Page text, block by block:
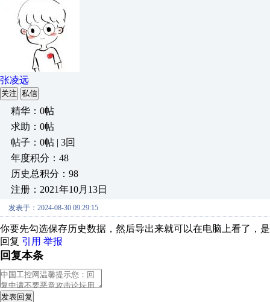
张凌远
关注 私信
精华：0帖
求助：0帖
帖子：0帖 | 3回
年度积分：48
历史总积分：98
注册：2021年10月13日
发表于：2024-08-30 09:29:15
你要先勾选保存历史数据，然后导出来就可以在电脑上看了，
回复 引用 举报
回复本条
发表回复